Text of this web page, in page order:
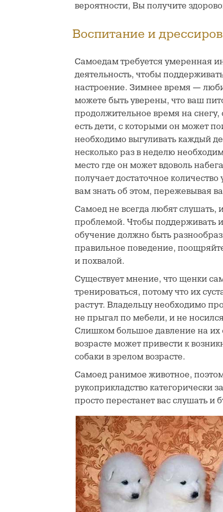
вероятности, Вы получите
Воспитание и
Самоедам требуется умеренная
деятельность, чтобы
настроение. Зимнее время —
можете быть уверены, что ваш
продолжительное время на снегу,
есть дети, с которыми он может
необходимо выгуливать каждый
несколько раз в неделю
место где он может вдоволь
получает достаточное
вам знать об этом, пережевывая
Самоед не всегда любят слушать,
проблемой. Чтобы поддерживать
обучение должно быть
правильное поведение,
и похвалой.
Существует мнение, что щенки
тренироваться, потому что их
растут. Владельцу необходимо
не прыгал по мебели, и не
Слишком большое давление на их
возрасте может привести к
собаки в зрелом возрасте.
Самоед ранимое животное,
рукоприкладство категорически
просто перестанет вас слушать и